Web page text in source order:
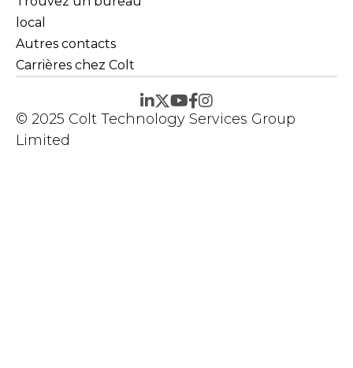
local
Autres contacts
Carrières chez Colt
© 2025 Colt Technology Services Group
Limited